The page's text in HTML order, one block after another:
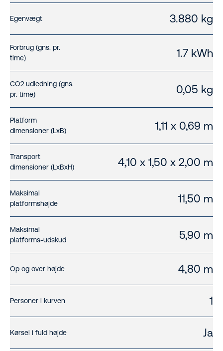
Egenvægt 3.880 kg
Forbrug (gns. pr.
time)
1.7 kWh
CO2 udledning (gns.
pr. time)
0,05 kg
Platform
dimensioner (LxB)
1,11 x 0,69 m
Transport
dimensioner (LxBxH)
4,10 x 1,50 x 2,00 m
Maksimal
platformshøjde
11,50 m
Maksimal
platforms-udskud
5,90 m
Op og over højde 4,80 m
Personer i kurven 1
Kørsel i fuld højde Ja